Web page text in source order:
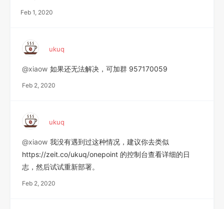
Feb 1, 2020
ukuq
@xiaow 如果还无法解决，可加群 957170059
Feb 2, 2020
ukuq
@xiaow 我没有遇到过这种情况，建议你去类似
https://zeit.co/ukuq/onepoint 的控制台查看详细的日
志，然后试试重新部署。
Feb 2, 2020